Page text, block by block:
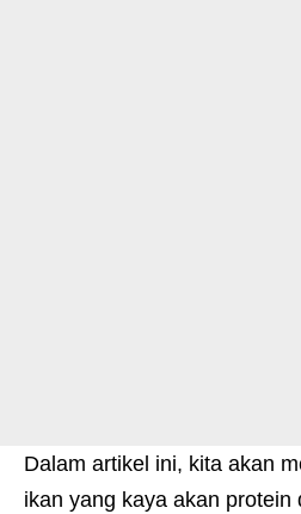
Dalam artikel ini, kita akan
ikan yang kaya akan protein